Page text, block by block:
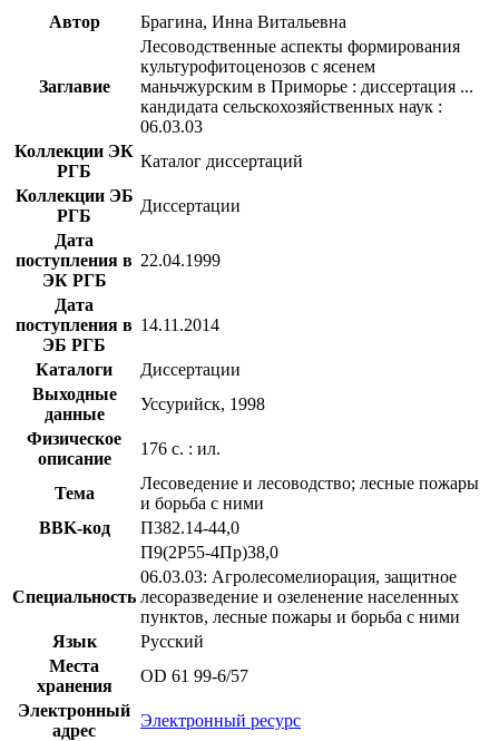
Автор Брагина, Инна Витальевна
Заглавие
Лесоводственные аспекты формирования
культурофитоценозов с ясенем
маньчжурским в Приморье : диссертация ...
кандидата сельскохозяйственных наук :
06.03.03
Коллекции ЭК
РГБ
Каталог диссертаций
Коллекции ЭБ
РГБ
Диссертации
Дата
поступления в
ЭК РГБ
22.04.1999
Дата
поступления в
ЭБ РГБ
14.11.2014
Каталоги
Диссертации
Выходные
данные
Уссурийск, 1998
Физическое
описание
176 с. : ил.
Тема
Лесоведение и лесоводство; лесные пожары
и борьба с ними
BBK-код
П382.14-44,0
П9(2Р55-4Пр)38,0
Специальность
06.03.03: Агролесомелиорация, защитное
лесоразведение и озеленение населенных
пунктов, лесные пожары и борьба с ними
Язык
Русский
Места
хранения
OD 61 99-6/57
Электронный
адрес
Электронный ресурс